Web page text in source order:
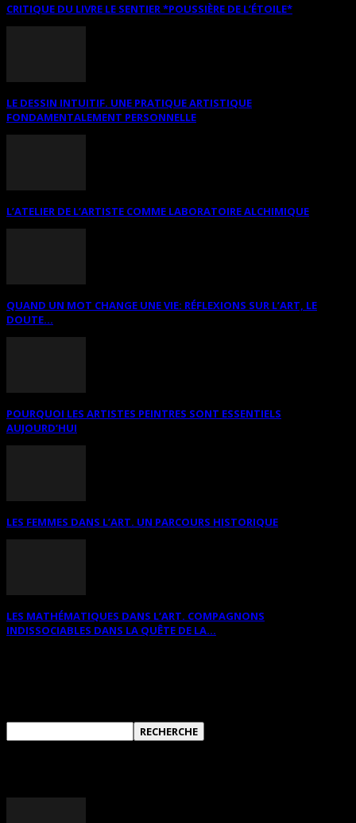
CRITIQUE DU LIVRE LE SENTIER *POUSSIÈRE DE L’ÉTOILE*
LE DESSIN INTUITIF. UNE PRATIQUE ARTISTIQUE
FONDAMENTALEMENT PERSONNELLE
L’ATELIER DE L’ARTISTE COMME LABORATOIRE ALCHIMIQUE
QUAND UN MOT CHANGE UNE VIE: RÉFLEXIONS SUR L’ART, LE
DOUTE...
POURQUOI LES ARTISTES PEINTRES SONT ESSENTIELS
AUJOURD’HUI
LES FEMMES DANS L’ART. UN PARCOURS HISTORIQUE
LES MATHÉMATIQUES DANS L’ART. COMPAGNONS
INDISSOCIABLES DANS LA QUÊTE DE LA...